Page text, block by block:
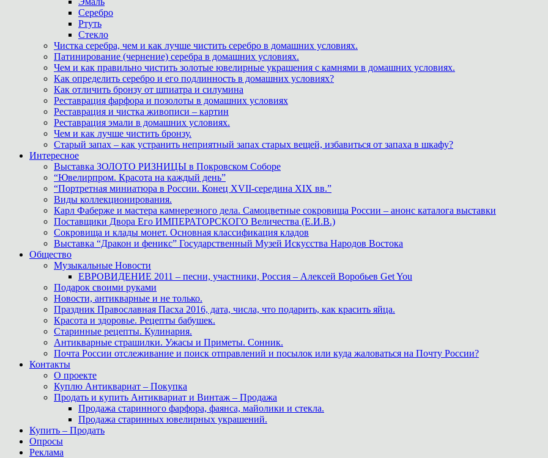
Серебро
Ртуть
Стекло
Чистка серебра, чем и как лучше чистить серебро в домашних условиях.
Патинирование (чернение) серебра в домашних условиях.
Чем и как правильно чистить золотые ювелирные украшения с камнями в домашних условиях.
Как определить серебро и его подлинность в домашних условиях?
Как отличить бронзу от шпиатра и силумина
Реставрация фарфора и позолоты в домашних условиях
Реставрация и чистка живописи – картин
Реставрация эмали в домашних условиях.
Чем и как лучше чистить бронзу.
Старый запах – как устранить неприятный запах старых вещей, избавиться от запаха в шкафу?
Интересное
Выставка ЗОЛОТО РИЗНИЦЫ в Покровском Соборе
“Ювелирпром. Красота на каждый день”
“Портретная миниатюра в России. Конец XVII-середина XIX вв.”
Виды коллекционирования.
Карл Фаберже и мастера камнерезного дела. Самоцветные сокровища России – анонс каталога выставки
Поставщики Двора Его ИМПЕРАТОРСКОГО Величества (Е.И.В.)
Сокровища и клады монет. Основная классификация кладов
Выставка “Дракон и феникс” Государственный Музей Искусства Народов Востока
Общество
Музыкальные Новости
ЕВРОВИДЕНИЕ 2011 – песни, участники, Россия – Алексей Воробьев Get You
Подарок своими руками
Новости, антикварные и не только.
Праздник Православная Пасха 2016, дата, числа, что подарить, как красить яйца.
Красота и здоровье. Рецепты бабушек.
Старинные рецепты. Кулинария.
Антикварные страшилки. Ужасы и Приметы. Сонник.
Почта России отслеживание и поиск отправлений и посылок или куда жаловаться на Почту России?
Контакты
О проекте
Куплю Антиквариат – Покупка
Продать и купить Антиквариат и Винтаж – Продажа
Продажа старинного фарфора, фаянса, майолики и стекла.
Продажа старинных ювелирных украшений.
Купить – Продать
Опросы
Реклама